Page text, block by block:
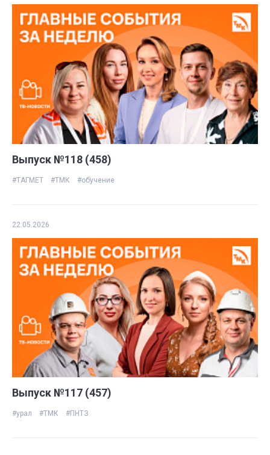
Выпуск №118 (458)
#ТАГМЕТ #ТМК #обучение
22.05.2026
Выпуск №117 (457)
#урал #ТМК #ПНТЗ